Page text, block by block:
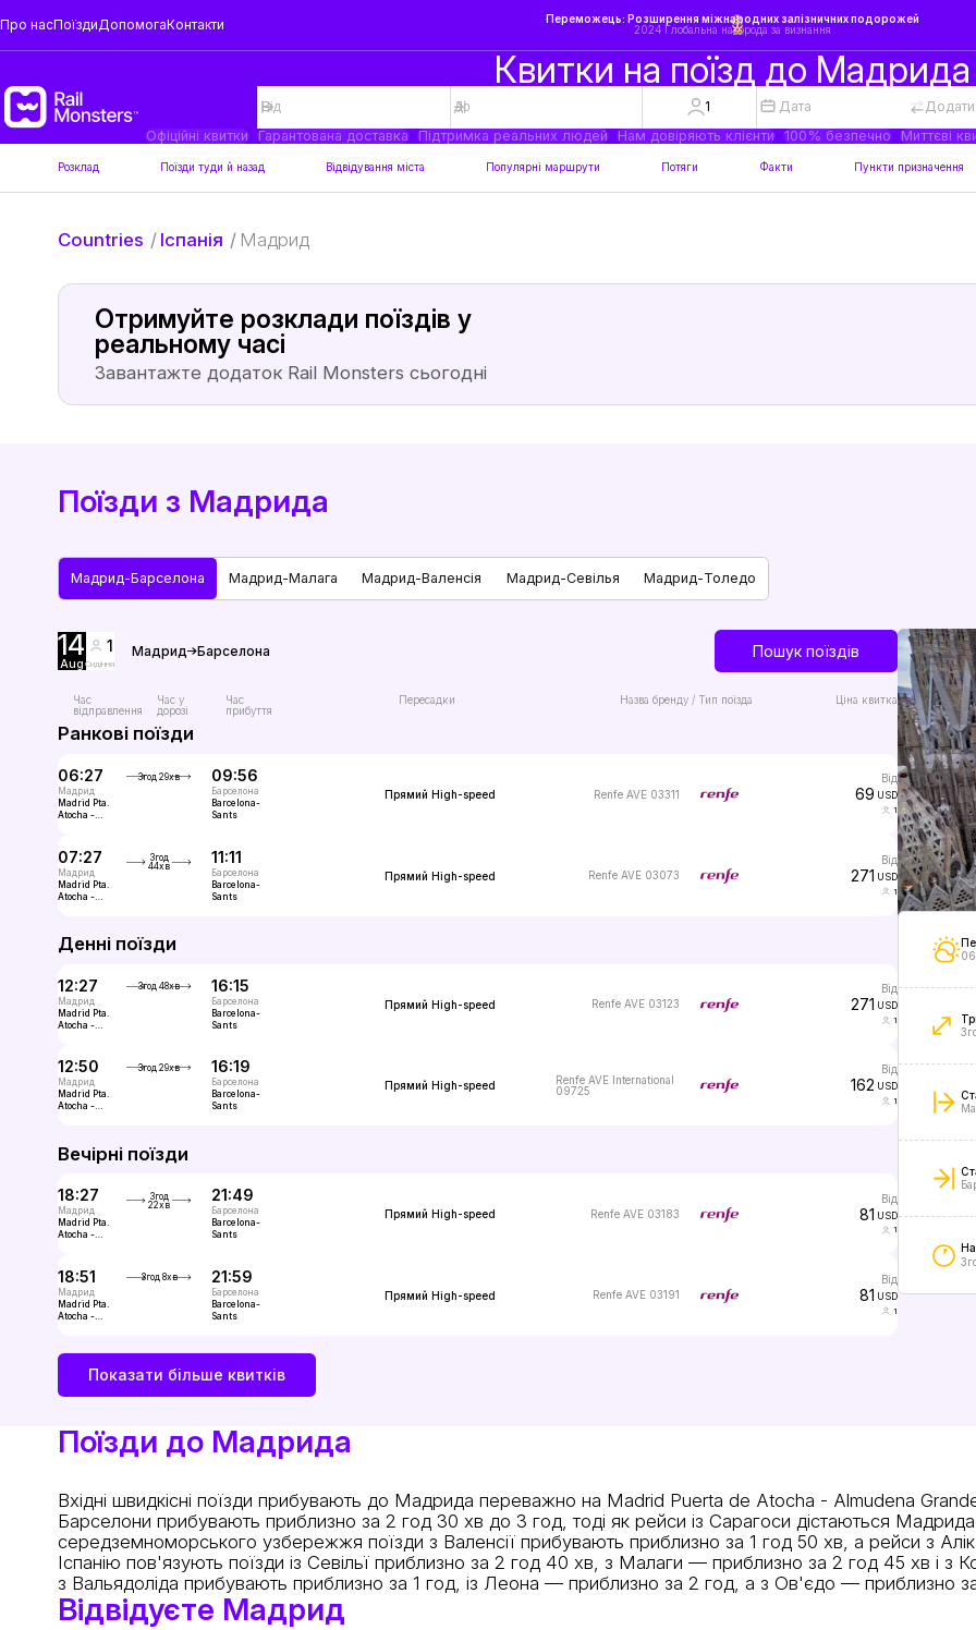
Про насПоїздиДопомогаКонтакти
Переможець: Розширення міжнародних залізничних подорожей
2024 Глобальна нагорода за визнання
Квитки на поїзд до Мадрида
1 Дата
Офіційні квитки
Гарантована доставка Підтримка реальних людей Нам довіряють клієнти 100% безпечно Миттєві
Розклад Поїзди туди й назад Відвідування міста Популярні маршрути Потяги Факти Пункти призначення
Countries / Іспанія / Мадрид
Отримуйте розклади поїздів у
реальному часі
Завантажте додаток Rail Monsters сьогодні
Поїзди з Мадрида
Мадрид-Барселона Мадрид-Малага Мадрид-Валенсія Мадрид-Севілья Мадрид-Толедо
14
Aug
1
Сидіння
Мадрид Барселона Пошук поїздів
Час
відправлення
Час у
дорозі
Час
прибуття
Пересадки Назва бренду / Тип поїзда Ціна квитка
Ранкові поїзди
06:27
Мадрид
Madrid Pta.
Atocha -
3год 29хв 09:56
Барселона
Barcelona-
Sants
Прямий High-speed Renfe AVE 03311
від
69 USD
1
07:27
Мадрид
Madrid Pta.
Atocha -
3год
44хв
11:11
Барселона
Barcelona-
Sants
Прямий High-speed Renfe AVE 03073
від
271 USD
1
Денні поїзди
12:27
Мадрид
Madrid Pta.
Atocha -
3год 48хв 16:15
Барселона
Barcelona-
Sants
Прямий High-speed Renfe AVE 03123
від
271 USD
1
12:50
Мадрид
Madrid Pta.
Atocha -
3год 29хв 16:19
Барселона
Barcelona-
Sants
Прямий High-speed
Renfe AVE International
09725
від
162 USD
1
Вечірні поїзди
18:27
Мадрид
Madrid Pta.
Atocha -
3год
22хв
21:49
Барселона
Barcelona-
Sants
Прямий High-speed Renfe AVE 03183
від
81 USD
1
18:51
Мадрид
Madrid Pta.
Atocha -
3год 8хв 21:59
Барселона
Barcelona-
Sants
Прямий High-speed Renfe AVE 03191
від
81 USD
1
Показати більше квитків
Поїзди до Мадрида
Вхідні швидкісні поїзди прибувають до Мадрида переважно на Madrid Puerta de Atocha - Almudena
Барселони прибувають приблизно за 2 год 30 хв до 3 год, тоді як рейси із Сарагоси дістаються Мадрида
середземноморського узбережжя поїзди з Валенсії прибувають приблизно за 1 год 50 хв, а рейси з
Іспанію пов'язують поїзди із Севільї приблизно за 2 год 40 хв, з Малаги — приблизно за 2 год 45 хв і з
з Вальядоліда прибувають приблизно за 1 год, із Леона — приблизно за 2 год, а з Ов'єдо — приблизно
Відвідуєте Мадрид